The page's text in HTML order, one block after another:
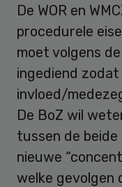
De WOR en
procedurele
moet volgens
ingediend
invloed/
De BoZ wil
tussen de
nieuwe
welke